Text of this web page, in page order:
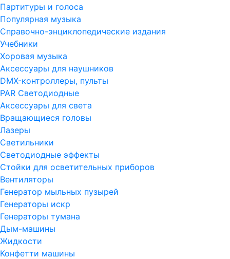
Партитуры и голоса
Популярная музыка
Справочно-энциклопедические издания
Учебники
Хоровая музыка
Аксессуары для наушников
DMX-контроллеры, пульты
PAR Светодиодные
Аксессуары для света
Вращающиеся головы
Лазеры
Светильники
Светодиодные эффекты
Стойки для осветительных приборов
Вентиляторы
Генератор мыльных пузырей
Генераторы искр
Генераторы тумана
Дым-машины
Жидкости
Конфетти машины